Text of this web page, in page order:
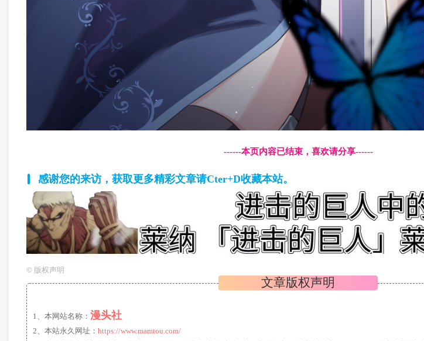
------本页内容已结束，喜欢请分享------
感谢您的来访，获取更多精彩文章请Cter+D收藏本站。
© 版权声明
文章版权声明
1、本网站名称： 漫头社
2、本站永久网址： https://www.mamtou.com/